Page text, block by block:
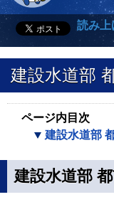
読み上
建設水道部
ページ内目次
建設水道部
建設水道部